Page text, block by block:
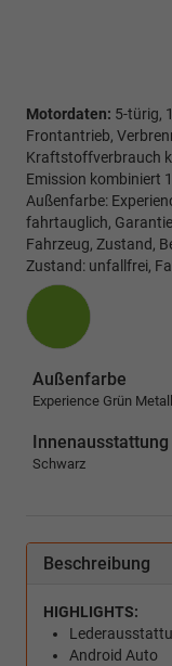
Motordaten: 5-türig,
Frontantrieb,
Kraftstoffverbrauch
Emission kombiniert
Außenfarbe:
fahrtauglich,
Fahrzeug, Zustand,
Zustand: unfallfrei,
Außenfarbe
Experience Grün
Innenausstattung
Schwarz
Beschreibung
HIGHLIGHTS:
Android Auto